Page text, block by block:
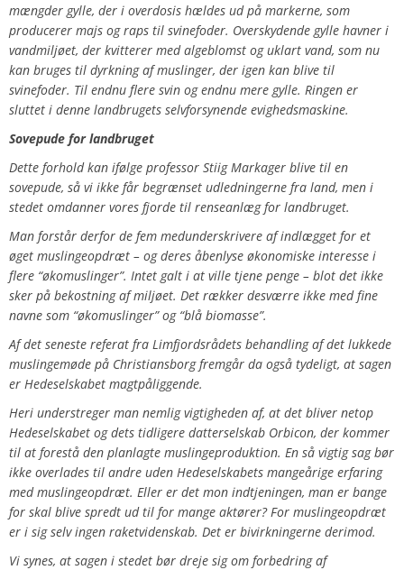
mængder gylle, der i overdosis hældes ud på markerne, som
producerer majs og raps til svinefoder. Overskydende gylle havner i
vandmiljøet, der kvitterer med algeblomst og uklart vand, som nu
kan bruges til dyrkning af muslinger, der igen kan blive til
svinefoder. Til endnu flere svin og endnu mere gylle. Ringen er
sluttet i denne landbrugets selvforsynende evighedsmaskine.
Sovepude for landbruget
Dette forhold kan ifølge professor Stiig Markager blive til en
sovepude, så vi ikke får begrænset udledningerne fra land, men i
stedet omdanner vores fjorde til renseanlæg for landbruget.
Man forstår derfor de fem medunderskrivere af indlægget for et
øget muslingeopdræt – og deres åbenlyse økonomiske interesse i
flere “økomuslinger”. Intet galt i at ville tjene penge – blot det ikke
sker på bekostning af miljøet. Det rækker desværre ikke med fine
navne som “økomuslinger” og “blå biomasse”.
Af det seneste referat fra Limfjordsrådets behandling af det lukkede
muslingemøde på Christiansborg fremgår da også tydeligt, at sagen
er Hedeselskabet magtpåliggende.
Heri understreger man nemlig vigtigheden af, at det bliver netop
Hedeselskabet og dets tidligere datterselskab Orbicon, der kommer
til at forestå den planlagte muslingeproduktion. En så vigtig sag bør
ikke overlades til andre uden Hedeselskabets mangeårige erfaring
med muslingeopdræt. Eller er det mon indtjeningen, man er bange
for skal blive spredt ud til for mange aktører? For muslingeopdræt
er i sig selv ingen raketvidenskab. Det er bivirkningerne derimod.
Vi synes, at sagen i stedet bør dreje sig om forbedring af